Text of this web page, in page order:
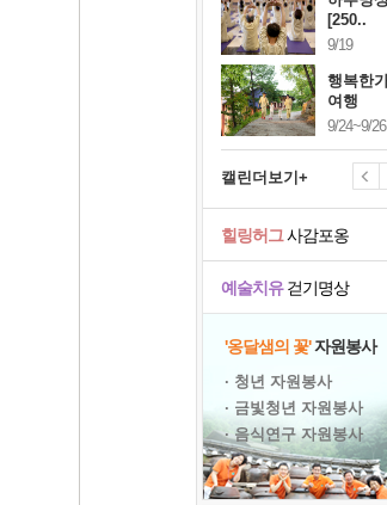
[250..
9/19
행복한
여행
9/24~9/26
캘린더보기+
예술치유걷기명상
힐링허그사감포옹
'옹달샘의 꽃'자원봉사
· 청년 자원봉사
· 금빛청년 자원봉사
· 음식연구 자원봉사